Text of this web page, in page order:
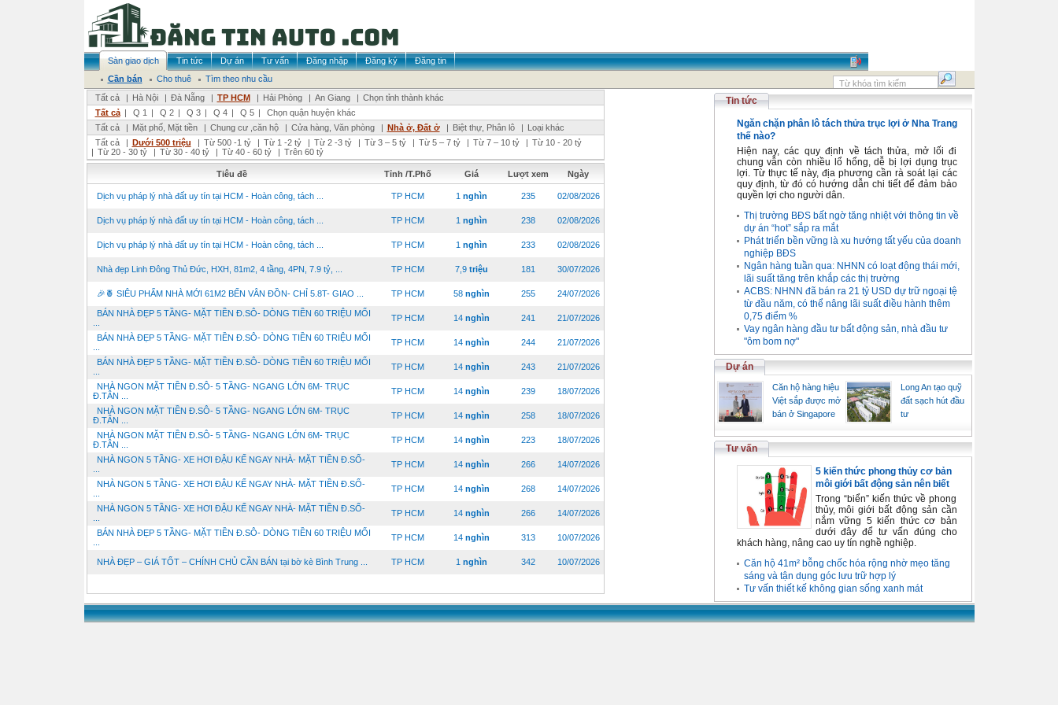
Sàn giao dịch Tin tức Dự án Tư vấn Đăng nhập Đăng ký
Đăng tin
Cần bán
Cho thuê
Tìm theo nhu cầu
Tất cả
| Hà Nội | Đà Nẵng | TP HCM | Hải Phòng | An Giang | Chọn tỉnh thành khác
Tất cả | Q 1 | Q 2 | Q 3 | Q 4 | Q 5 |
Chọn quận huyện khác
Tất cả
| Mặt phố, Mặt tiền | Chung cư ,căn hộ | Cửa hàng, Văn phòng | Nhà ở, Đất ở | Biệt thự, Phân lô | Loại khác
Tất cả
| Dưới 500 triệu | Từ 500 -1 tỷ | Từ 1 -2 tỷ | Từ 2 -3 tỷ | Từ 3 – 5 tỷ | Từ 5 – 7 tỷ | Từ 7 – 10 tỷ | Từ 10 - 20 tỷ
| Từ 20 - 30 tỷ | Từ 30 - 40 tỷ | Từ 40 - 60 tỷ | Trên 60 tỷ
Tiêu đề Tỉnh /T.Phố Giá Lượt xem Ngày
Dịch vụ pháp lý nhà đất uy tín tại HCM - Hoàn công, tách ... TP HCM 1 nghìn 235 02/08/2026
Dịch vụ pháp lý nhà đất uy tín tại HCM - Hoàn công, tách ... TP HCM 1 nghìn 238 02/08/2026
Dịch vụ pháp lý nhà đất uy tín tại HCM - Hoàn công, tách ... TP HCM 1 nghìn 233 02/08/2026
Nhà đẹp Linh Đông Thủ Đức, HXH, 81m2, 4 tầng, 4PN, 7.9 tỷ, ... TP HCM 7,9 triệu 181 30/07/2026
🎉🍍 SIÊU PHẨM NHÀ MỚI 61M2 BẾN VÂN ĐỒN- CHỈ 5.8T- GIAO ... TP HCM 58 nghìn 255 24/07/2026
BÁN NHÀ ĐẸP 5 TẦNG- MẶT TIỀN Đ.SÔ- DÒNG TIỀN 60 TRIỆU MỔI
TP HCM 14 nghìn 241 21/07/2026
BÁN NHÀ ĐẸP 5 TẦNG- MẶT TIỀN Đ.SÔ- DÒNG TIỀN 60 TRIỆU MỔI
TP HCM 14 nghìn 244 21/07/2026
BÁN NHÀ ĐẸP 5 TẦNG- MẶT TIỀN Đ.SÔ- DÒNG TIỀN 60 TRIỆU MỔI
TP HCM 14 nghìn 243 21/07/2026
NHÀ NGON MẶT TIỀN Đ.SÔ- 5 TẦNG- NGANG LỚN 6M- TRỤC
Đ.TÂN ...
TP HCM 14 nghìn 239 18/07/2026
NHÀ NGON MẶT TIỀN Đ.SÔ- 5 TẦNG- NGANG LỚN 6M- TRỤC
Đ.TÂN ...
TP HCM 14 nghìn 258 18/07/2026
NHÀ NGON MẶT TIỀN Đ.SÔ- 5 TẦNG- NGANG LỚN 6M- TRỤC
Đ.TÂN ...
TP HCM 14 nghìn 223 18/07/2026
NHÀ NGON 5 TẦNG- XE HƠI ĐẬU KẾ NGAY NHÀ- MẶT TIỀN Đ.SỐ-
TP HCM 14 nghìn 266 14/07/2026
NHÀ NGON 5 TẦNG- XE HƠI ĐẬU KẾ NGAY NHÀ- MẶT TIỀN Đ.SỐ-
TP HCM 14 nghìn 268 14/07/2026
NHÀ NGON 5 TẦNG- XE HƠI ĐẬU KẾ NGAY NHÀ- MẶT TIỀN Đ.SỐ-
TP HCM 14 nghìn 266 14/07/2026
BÁN NHÀ ĐẸP 5 TẦNG- MẶT TIỀN Đ.SÔ- DÒNG TIỀN 60 TRIỆU MỔI
TP HCM 14 nghìn 313 10/07/2026
NHÀ ĐẸP – GIÁ TỐT – CHÍNH CHỦ CẦN BÁN tại bờ kè Bình Trung ... TP HCM 1 nghìn 342 10/07/2026
Tin tức
Ngăn chặn phân lô tách thửa trục lợi ở Nha Trang
thế nào?
Hiện nay, các quy định về tách thửa, mở lối đi
chung vẫn còn nhiều lổ hổng, dễ bị lợi dụng trục
lợi. Từ thực tế này, địa phương cần rà soát lại các
quy định, từ đó có hướng dẫn chi tiết để đảm bảo
quyền lợi cho người dân.
Thị trường BĐS bất ngờ tăng nhiệt với thông tin về
dự án “hot” sắp ra mắt
Phát triển bền vững là xu hướng tất yếu của doanh
nghiệp BĐS
Ngân hàng tuần qua: NHNN có loạt động thái mới,
lãi suất tăng trên khắp các thị trường
ACBS: NHNN đã bán ra 21 tỷ USD dự trữ ngoại tệ
từ đầu năm, có thể nâng lãi suất điều hành thêm
0,75 điểm %
Vay ngân hàng đầu tư bất động sản, nhà đầu tư
"ôm bom nợ"
Dự án
Căn hộ hàng hiệu
Việt sắp được mở
bán ở Singapore
Long An tạo quỹ
đất sạch hút đầu
tư
Tư vấn
5 kiến thức phong thủy cơ bản
môi giới bất động sản nên biết
Trong “biển” kiến thức về phong
thủy, môi giới bất động sản cần
nắm vững 5 kiến thức cơ bản
dưới đây để tư vấn đúng cho
khách hàng, nâng cao uy tín nghề nghiệp.
Căn hộ 41m² bỗng chốc hóa rộng nhờ mẹo tăng
sáng và tận dụng góc lưu trữ hợp lý
Tư vấn thiết kế không gian sống xanh mát